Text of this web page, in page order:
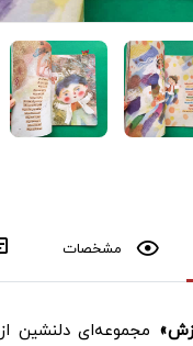
مشخصات
مجموعه‌ای دلنشین